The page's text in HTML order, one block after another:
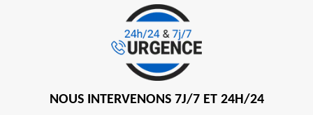
NOUS INTERVENONS 7J/7 ET 24H/24